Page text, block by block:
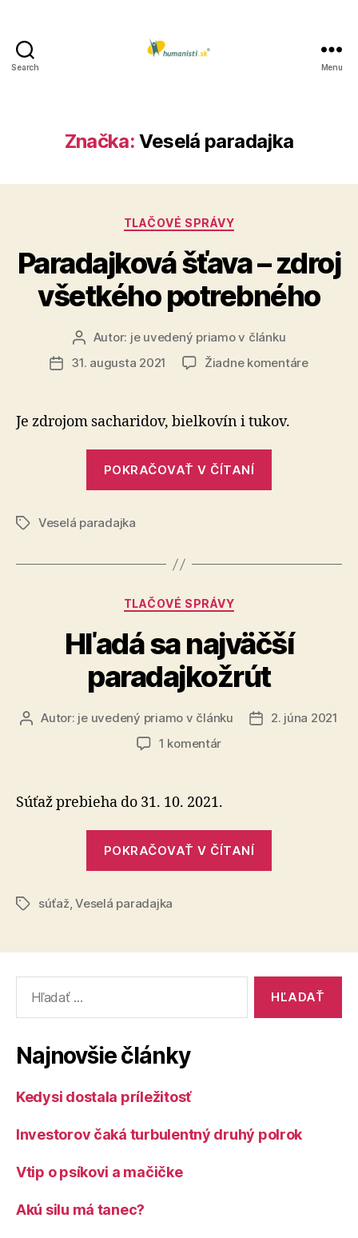
Search Menu
Značka: Veselá paradajka
Kategórie
TLAČOVÉ SPRÁVY
Paradajková šťava – zdroj
všetkého potrebného
Autor
článku
Autor: je uvedený priamo v článku
Dátum
31. augusta 2021 Žiadne komentárena
Je zdrojom sacharidov, bielkovín i tukov.
POKRAČOVAŤ V ČÍTANÍ
potrebného“
ZnačkyVeselá paradajka
Kategórie
TLAČOVÉ SPRÁVY
Hľadá sa najväčší
paradajkožrút
AutorAutor: je uvedený priamo v článku
Dátum
2. júna 2021
1 komentárna
Súťaž prebieha do 31. 10. 2021.
POKRAČOVAŤ V ČÍTANÍ
Značky
súťaž,Veselá paradajka
Najnovšie články
Kedysi dostala príležitosť
Investorov čaká turbulentný druhý polrok
Vtip o psíkovi a mačičke
Akú silu má tanec?